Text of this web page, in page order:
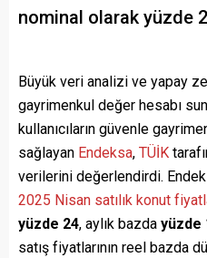
nominal olarak yüzde
Büyük veri analizi ve yapay
gayrimenkul değer hesabı
kullanıcıların güvenle
sağlayan Endeksa, TÜİK
verilerini değerlendirdi.
2025 Nisan satılık konut
yüzde 24, aylık bazda yüzde
satış fiyatlarının reel bazda